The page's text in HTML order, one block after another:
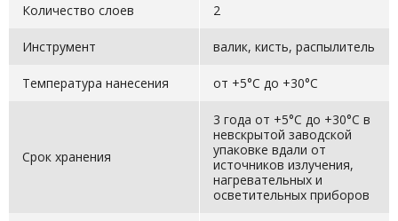
Количество слоев 2
Инструмент валик, кисть, распылитель
Температура нанесения от +5°C до +30°C
Срок хранения
3 года от +5°C до +30°C в
невскрытой заводской
упаковке вдали от
источников излучения,
нагревательных и
осветительных приборов